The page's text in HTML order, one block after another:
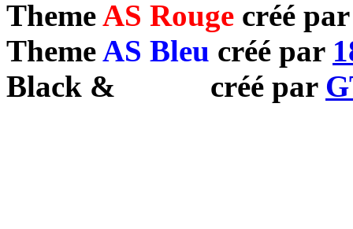
ThemeAS Rouge créé
ThemeAS Bleu créé par
Black & créé par